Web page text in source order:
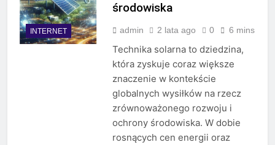
INTERNET
środowiska
admin 2 lata ago 0 6 mins
Technika solarna to dziedzina,
która zyskuje coraz większe
znaczenie w kontekście
globalnych wysiłków na rzecz
zrównoważonego rozwoju i
ochrony środowiska. W dobie
rosnących cen energii oraz